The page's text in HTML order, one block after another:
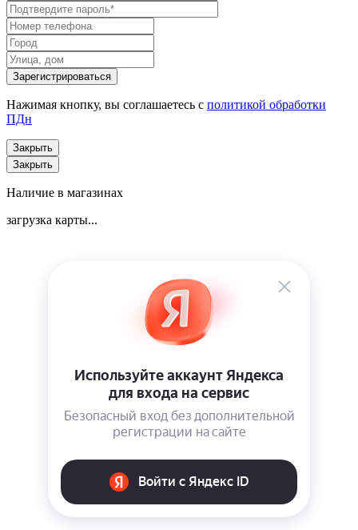
Нажимая кнопку, вы соглашаетесь с политикой обработки
ПДн
Закрыть
Закрыть
Наличие в магазинах
загрузка карты...